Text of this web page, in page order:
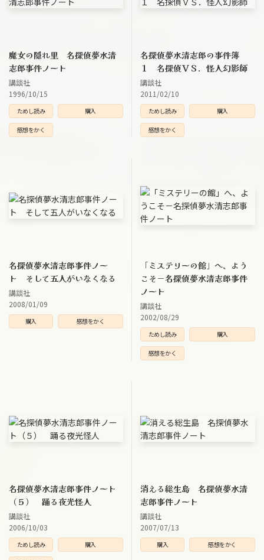
魔女の隠れ里 名探偵夢水清
志郎事件ノート
講談社
1996/10/15
ためし読み 購入
感想をかく
名探偵夢水清志郎の事件簿
１ 名探偵ＶＳ．怪人幻影師
講談社
2011/02/10
ためし読み 購入
感想をかく
名探偵夢水清志郎事件ノー
ト そして五人がいなくなる
講談社
2008/01/09
購入 感想をかく
「ミステリーの館」へ、よう
こそ－名探偵夢水清志郎事件
ノート
講談社
2002/08/29
ためし読み 購入
感想をかく
名探偵夢水清志郎事件ノート
（５） 踊る夜光怪人
講談社
2006/10/03
ためし読み 購入
消える総生島 名探偵夢水清
志郎事件ノート
講談社
2007/07/13
購入 感想をかく